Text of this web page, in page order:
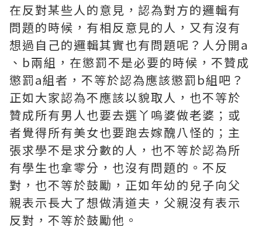
在反對某些人的意見，認為對方的邏輯有
問題的時候，有相反意見的人，又有沒有
想過自己的邏輯其實也有問題呢？人分開a
、b兩組，在懲罰不是必要的時候，不贊成
懲罰a組者，不等於認為應該懲罰b組吧？
正如大家認為不應該以貌取人，也不等於
贊成所有男人也要去選丫嗚婆做老婆；或
者覺得所有美女也要跑去嫁醜八怪的；主
張求學不是求分數的人，也不等於認為所
有學生也拿零分，也沒有問題的。不反
對，也不等於鼓勵，正如年幼的兒子向父
親表示長大了想做清道夫，父親沒有表示
反對，不等於鼓勵他。